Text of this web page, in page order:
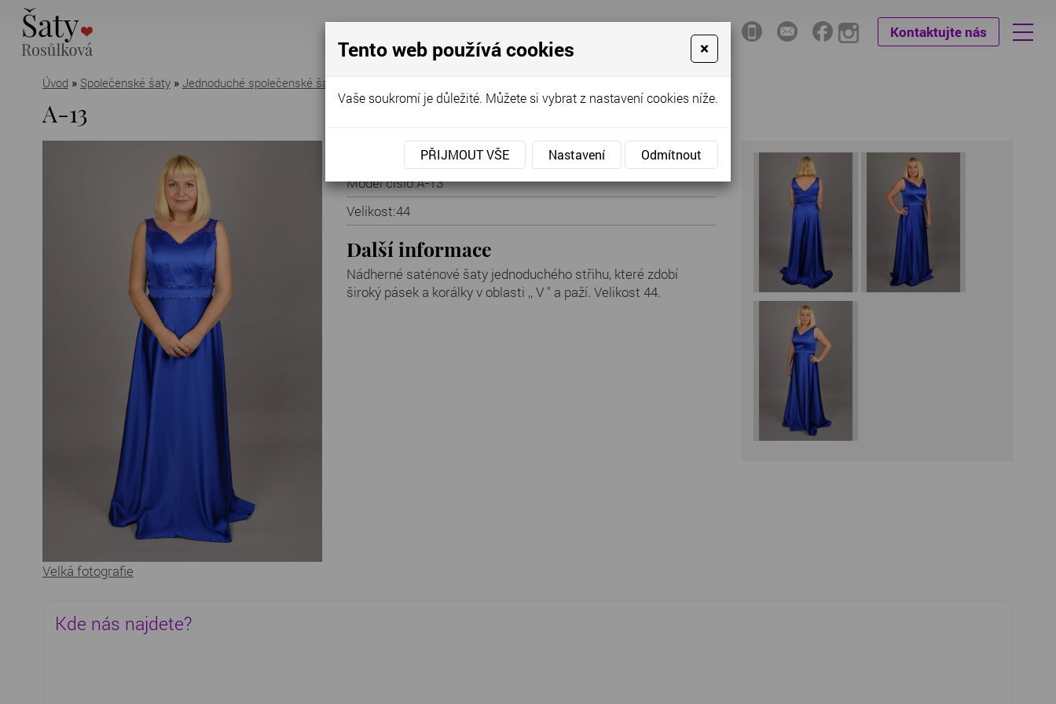
Kontaktujte nás
Úvod » Společenské šaty» Jednoduché společenské šaty
A-13
Velká fotografie
Cena za půjčení:1 490 Kč
Model číslo:A-13
Velikost:44
Další informace
Nádherné saténové šaty jednoduchého střihu, které zdobí
široký pásek a korálky v oblasti ,, V " a paží. Velikost 44.
Kde nás najdete?
Tento web používá cookies ×
Vaše soukromí je důležité. Můžete si vybrat z nastavení cookies níže.
PŘIJMOUT VŠE Nastavení Odmítnout